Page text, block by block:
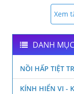
Xem
DANH
NỒI HẤP TIỆT
KÍNH HIỂN VI -